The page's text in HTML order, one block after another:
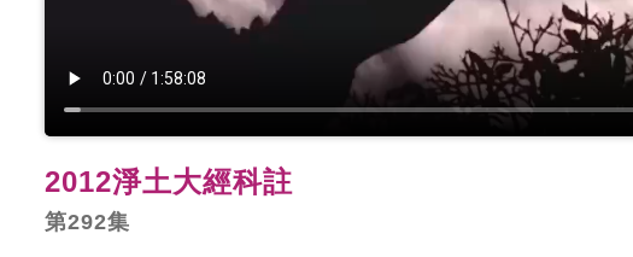
2012淨土大經科註
第292集